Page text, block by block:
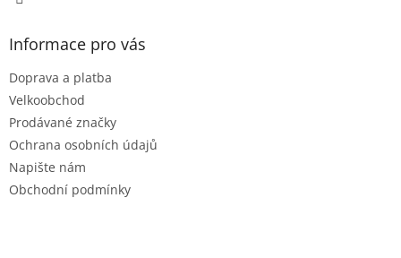
Informace pro vás
Doprava a platba
Velkoobchod
Prodávané značky
Ochrana osobních údajů
Napište nám
Obchodní podmínky